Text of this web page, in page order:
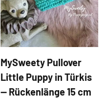
MySweety Pullover
Little Puppy in Türkis
— Rückenlänge 15 cm